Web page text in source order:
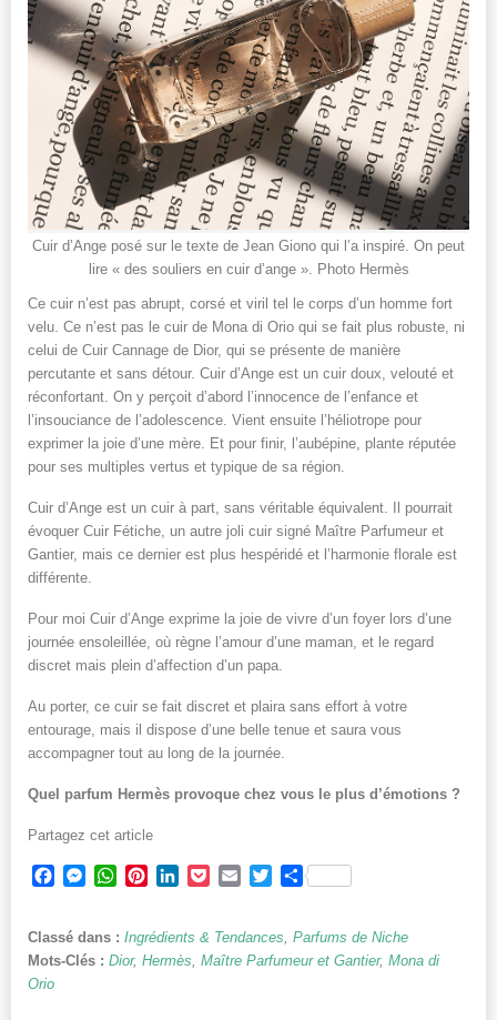
Cuir d’Ange posé sur le texte de Jean Giono qui l’a inspiré. On peut
lire « des souliers en cuir d’ange ». Photo Hermès
Ce cuir n’est pas abrupt, corsé et viril tel le corps d’un homme fort
velu. Ce n’est pas le cuir de Mona di Orio qui se fait plus robuste, ni
celui de Cuir Cannage de Dior, qui se présente de manière
percutante et sans détour. Cuir d’Ange est un cuir doux, velouté et
réconfortant. On y perçoit d’abord l’innocence de l’enfance et
l’insouciance de l’adolescence. Vient ensuite l’héliotrope pour
exprimer la joie d’une mère. Et pour finir, l’aubépine, plante réputée
pour ses multiples vertus et typique de sa région.
Cuir d’Ange est un cuir à part, sans véritable équivalent. Il pourrait
évoquer Cuir Fétiche, un autre joli cuir signé Maître Parfumeur et
Gantier, mais ce dernier est plus hespéridé et l’harmonie florale est
différente.
Pour moi Cuir d’Ange exprime la joie de vivre d’un foyer lors d’une
journée ensoleillée, où règne l’amour d’une maman, et le regard
discret mais plein d’affection d’un papa.
Au porter, ce cuir se fait discret et plaira sans effort à votre
entourage, mais il dispose d’une belle tenue et saura vous
accompagner tout au long de la journée.
Quel parfum Hermès provoque chez vous le plus d’émotions ?
Partagez cet article
Facebook
Messenger
WhatsApp
PinterestLinkedInPocketEmailTwitterPartager
Classé dans : Ingrédients & Tendances, Parfums de Niche
Mots-Clés : Dior, Hermès, Maître Parfumeur et Gantier, Mona di
Orio